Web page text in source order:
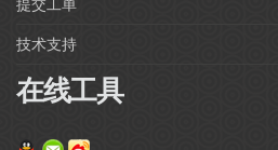
提交工单
技术支持
在线工具